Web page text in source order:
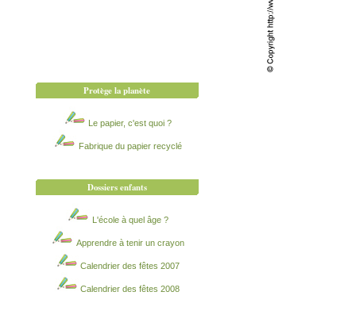
Protège la planète
Le papier, c'est quoi ?
Fabrique du papier recyclé
Dossiers enfants
L'école à quel âge ?
Apprendre à tenir un crayon
Calendrier des fêtes 2007
Calendrier des fêtes 2008